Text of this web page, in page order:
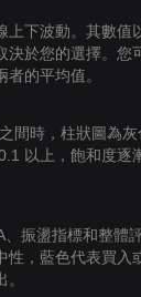
上下波動。其數值
決於您的選擇。您
的平均值。
間時，柱狀圖為
以上，飽和度逐
振盪指標和整體
性，藍色代表買入